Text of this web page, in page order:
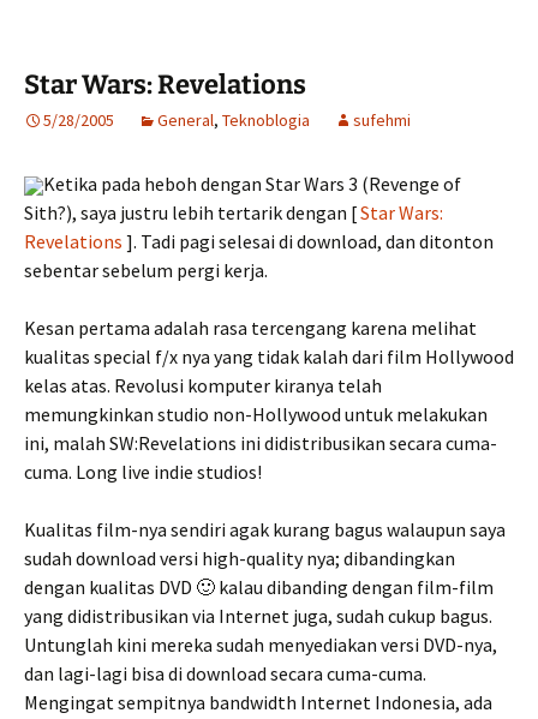
Star Wars: Revelations
5/28/2005 General, Teknoblogia sufehmi
Ketika pada heboh dengan Star Wars 3 (Revenge of
Sith?), saya justru lebih tertarik dengan [Star Wars:
Revelations ]. Tadi pagi selesai di download, dan ditonton
sebentar sebelum pergi kerja.
Kesan pertama adalah rasa tercengang karena melihat
kualitas special f/x nya yang tidak kalah dari film Hollywood
kelas atas. Revolusi komputer kiranya telah
memungkinkan studio non-Hollywood untuk melakukan
ini, malah SW:Revelations ini didistribusikan secara cuma-
cuma. Long live indie studios!
Kualitas film-nya sendiri agak kurang bagus walaupun saya
sudah download versi high-quality nya; dibandingkan
dengan kualitas DVD 🙂 kalau dibanding dengan film-film
yang didistribusikan via Internet juga, sudah cukup bagus.
Untunglah kini mereka sudah menyediakan versi DVD-nya,
dan lagi-lagi bisa di download secara cuma-cuma.
Mengingat sempitnya bandwidth Internet Indonesia, ada